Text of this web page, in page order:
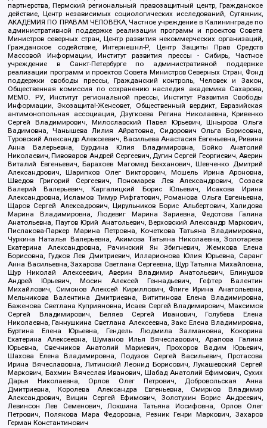
партнерства, Пермский региональный правозащитный центр, Гражданское
действие, Центр независимых социологических исследований, Сутяжник,
АКАДЕМИЯ ПО ПРАВАМ ЧЕЛОВЕКА, Частное учреждение в Калининграде по
административной поддержке реализации программ и проектов Совета
Министров северных стран, Центр развития некоммерческих организаций,
Гражданское содействие, Интернешнл-Р, Центр Защиты Прав Средств
Массовой Информации, Институт развития прессы - Сибирь, Частное
учреждение в Санкт-Петербурге по административной поддержке
реализации программ и проектов Совета Министров Северных Стран, Фонд
поддержки свободы прессы, Гражданский контроль, Человек и Закон,
Общественная комиссия по сохранению наследия академика Сахарова,
МЕМО. РУ, Институт региональной прессы, Институт Развития Свободы
Информации, Экозащита!-Женсовет, Общественный вердикт, Евразийская
антимонопольная ассоциация, Дзугкоева Регина Николаевна, Кривенко
Сергей Владимирович, Милославский Павел Юрьевич, Шнырова Ольга
Вадимовна, Чанышева Лилия Айратовна, Сидорович Ольга Борисовна,
Туровский Александр Алексеевич, Васильева Анастасия Евгеньевна, Ривина
Анна Валерьевна, Бурдина Юлия Владимировна, Бойко Анатолий
Николаевич, Пивоваров Андрей Сергеевич, Дугин Сергей Георгиевич, Аверин
Виталий Евгеньевич, Барахоев Магомед Бекханович, Шевченко Дмитрий
Александрович, Шарипков Олег Викторович, Мошель Ирина Ароновна,
Шведов Григорий Сергеевич, Пономарев Лев Александрович, Созаев
Валерий Валерьевич, Каргалицкий Борис Юльевич, Исакова Ирина
Александровна, Исламов Тимур Рифгатович, Романова Ольга Евгеньевна,
Щаров Сергей Алексадрович, Цирульников Борис Альбертович, Халидова
Марина Владимировна, Людевиг Марина Зариевна, Федотова Галина
Анатольевна, Паутов Юрий Анатольевич, Верховский Александр Маркович,
Пислакова-Паркер Марина Петровна, Кочеткова Татьяна Владимировна,
Чуркина Наталья Валерьевна, Акимова Татьяна Николаевна, Золотарева
Екатерина Александровна, Рачинский Ян Збигневич, Жемкова Елена
Борисовна, Гудков Лев Дмитриевич, Илларионова Юлия Юрьевна, Саранг
Анна Васильевна, Захарова Светлана Сергеевна, Щур Татьяна Михайловна,
Щур Николай Алексеевич, Аверин Владимир Анатольевич, Блинушов
Андрей Юрьевич, Мосин Алексей Геннадьевич, Гефтер Валентин
Михайлович, Симонов Алексей Кириллович, Флиге Ирина Анатольевна,
Мельникова Валентина Дмитриевна, Вититинова Елена Владимировна,
Баженова Светлана Куприяновна, Исаев Сергей Владимирович, Максимов
Сергей Владимирович, Беляев Сергей Иванович, Голубева Елена
Николаевна, Ганнушкина Светлана Алексеевна, Закс Елена Владимировна,
Буртина Елена Юрьевна, Гендель Людмила Залмановна, Кокорина
Екатерина Алексеевна, Шуманов Илья Вячеславович, Арапова Галина
Юрьевна, Свечников Анатолий Мариевич, Прохоров Вадим Юрьевич,
Шахова Елена Владимировна, Подузов Сергей Васильевич, Протасова
Ирина Вячеславовна, Литинский Леонид Борисович, Лукашевский Сергей
Маркович, Бахмин Вячеслав Иванович, Шабад Анатолий Ефимович, Сухих
Дарья Николаевна, Орлов Олег Петрович, Добровольская Анна
Дмитриевна, Королева Александра Евгеньевна, Смирнов Владимир
Александрович, Вицин Сергей Ефимович, Золотухин Борис Андреевич,
Левинсон Лев Семенович, Локшина Татьяна Иосифовна, Орлов Олег
Петрович, Полякова Мара Федоровна, Резник Генри Маркович, Захаров
Герман Константинович